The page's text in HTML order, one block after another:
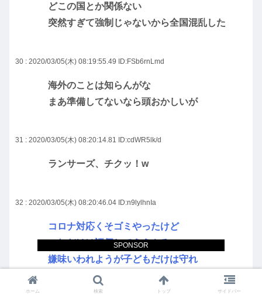
SPONSOR
どこの国とか関係ない
突然すぎて強制じゃないから全国混乱した
30 : 2020/03/05(木) 08:19:55.49 ID:FSb6rnLmd
海外のことは知らんがな
まあ準備してないなら頭おかしいが
31 : 2020/03/05(木) 08:20:14.81 ID:cdWR5lk/d
ランサーズ、チクッ！w
32 : 2020/03/05(木) 08:20:46.04 ID:n9lylhnIa
コロナ対応くそゴミやったけど
これだけは評価してええやろ
嫌味いわれようが子どもだけは守れ
ホーム 検索 トップ サイドバー